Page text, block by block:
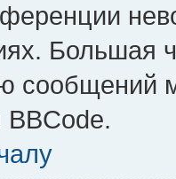
Большая
сообщений
BBCode.